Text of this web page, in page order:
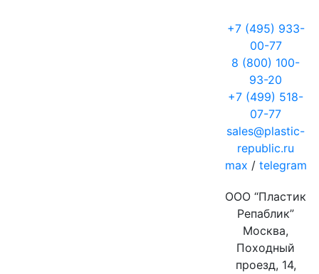
+7 (495) 933-
00-77
8 (800) 100-
93-20
+7 (499) 518-
07-77
sales@plastic-
republic.ru
max / telegram
ООО “Пластик
Репаблик”
Москва,
Походный
проезд, 14,